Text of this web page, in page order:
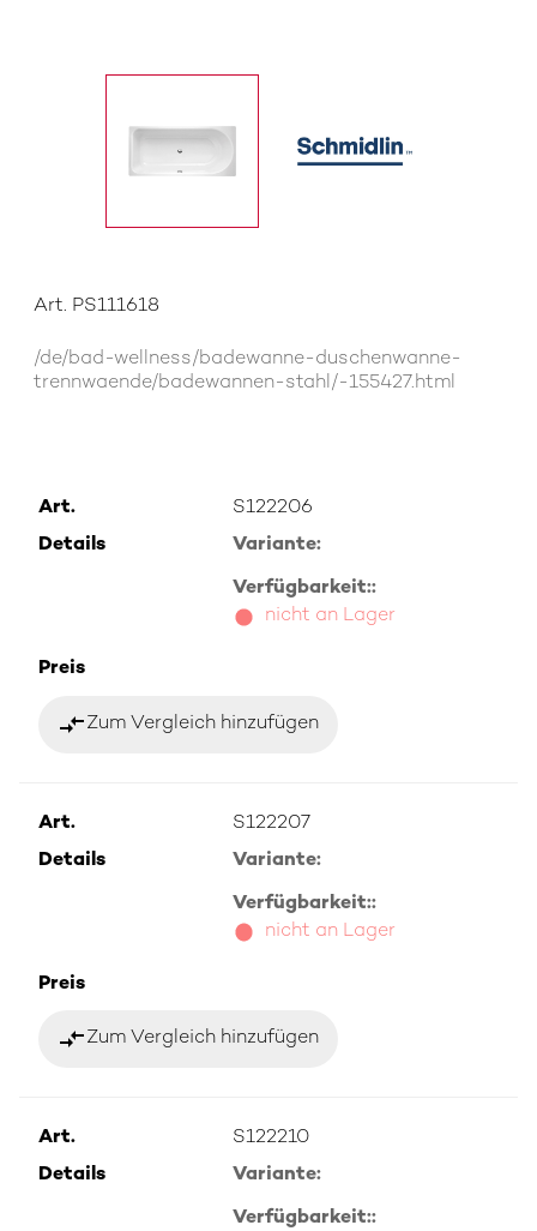
Art. PS111618
/de/bad-wellness/badewanne-duschenwanne-
trennwaende/badewannen-stahl/-155427.html
Art.
S122206
Details
Variante:
Verfügbarkeit::
nicht an Lager
Preis
compare_arrowsZum Vergleich hinzufügen
Art.
S122207
Details
Variante:
Verfügbarkeit::
nicht an Lager
Preis
compare_arrowsZum Vergleich hinzufügen
Art.
S122210
Details
Variante:
Verfügbarkeit::